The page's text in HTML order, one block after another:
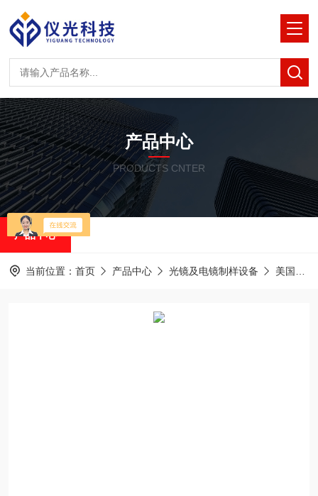
产品中心
PRODUCTS CNTER
产品中心
当前位置： 首页 产品中心 光镜及电镜制样设备 美国RMC半薄&超薄切片机